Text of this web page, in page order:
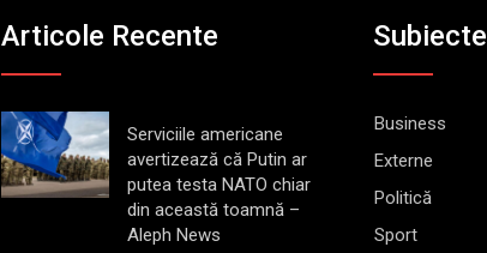
Articole Recente
Serviciile americane
avertizează că Putin ar
putea testa NATO chiar
din această toamnă –
Aleph News
Subiecte
Business
Externe
Politică
Sport